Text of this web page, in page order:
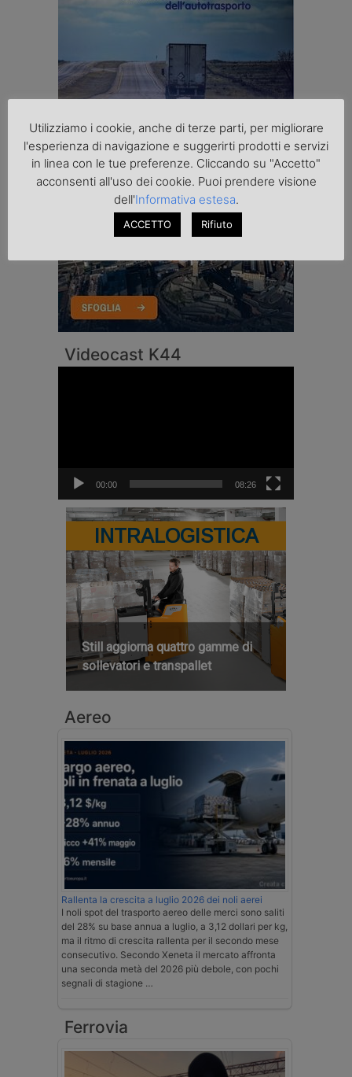
Videocast K44
00:00 08:26
INTRALOGISTICA
Still aggiorna quattro gamme di
sollevatori e transpallet
Aereo
Rallenta la crescita a luglio 2026 dei noli aerei
I noli spot del trasporto aereo delle merci sono saliti
del 28% su base annua a luglio, a 3,12 dollari per kg,
ma il ritmo di crescita rallenta per il secondo mese
consecutivo. Secondo Xeneta il mercato affronta
una seconda metà del 2026 più debole, con pochi
segnali di stagione …
Ferrovia
Utilizziamo i cookie, anche di terze parti, per migliorare
l'esperienza di navigazione e suggerirti prodotti e servizi
in linea con le tue preferenze. Cliccando su "Accetto"
acconsenti all'uso dei cookie. Puoi prendere visione
dell'Informativa estesa.
ACCETTO Rifiuto